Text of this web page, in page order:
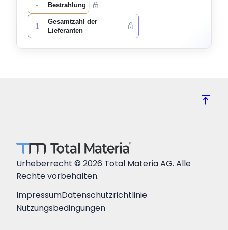
- Bestrahlung
1
Gesamtzahl der
Lieferanten
vertical_align_top
Urheberrecht © 2026 Total Materia AG. Alle
Rechte vorbehalten.
ImpressumDatenschutzrichtlinie
Nutzungsbedingungen